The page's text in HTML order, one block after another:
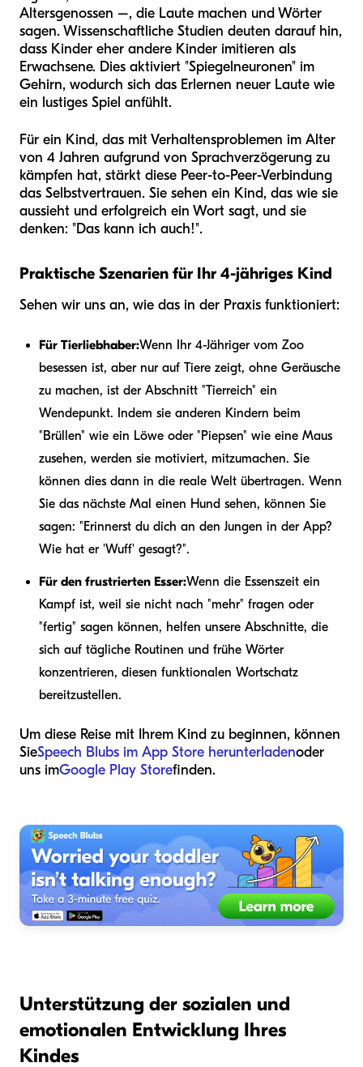
Altersgenossen –, die Laute machen und Wörter
sagen. Wissenschaftliche Studien deuten darauf hin,
dass Kinder eher andere Kinder imitieren als
Erwachsene. Dies aktiviert "Spiegelneuronen" im
Gehirn, wodurch sich das Erlernen neuer Laute wie
ein lustiges Spiel anfühlt.
Für ein Kind, das mit Verhaltensproblemen im Alter
von 4 Jahren aufgrund von Sprachverzögerung zu
kämpfen hat, stärkt diese Peer-to-Peer-Verbindung
das Selbstvertrauen. Sie sehen ein Kind, das wie sie
aussieht und erfolgreich ein Wort sagt, und sie
denken: "Das kann ich auch!".
Praktische Szenarien für Ihr 4-jähriges Kind
Sehen wir uns an, wie das in der Praxis funktioniert:
Für Tierliebhaber:Wenn Ihr 4-Jähriger vom Zoo
besessen ist, aber nur auf Tiere zeigt, ohne Geräusche
zu machen, ist der Abschnitt "Tierreich" ein
Wendepunkt. Indem sie anderen Kindern beim
"Brüllen" wie ein Löwe oder "Piepsen" wie eine Maus
zusehen, werden sie motiviert, mitzumachen. Sie
können dies dann in die reale Welt übertragen. Wenn
Sie das nächste Mal einen Hund sehen, können Sie
sagen: "Erinnerst du dich an den Jungen in der App?
Wie hat er 'Wuff' gesagt?".
Für den frustrierten Esser:Wenn die Essenszeit ein
Kampf ist, weil sie nicht nach "mehr" fragen oder
"fertig" sagen können, helfen unsere Abschnitte, die
sich auf tägliche Routinen und frühe Wörter
konzentrieren, diesen funktionalen Wortschatz
bereitzustellen.
Um diese Reise mit Ihrem Kind zu beginnen, können
SieSpeech Blubs im App Store herunterladenoder
uns imGoogle Play Storefinden.
Unterstützung der sozialen und
emotionalen Entwicklung Ihres
Kindes